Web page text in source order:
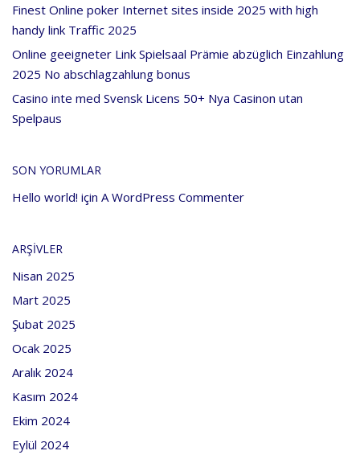
Finest Online poker Internet sites inside 2025 with high
handy link Traffic 2025
Online geeigneter Link Spielsaal Prämie abzüglich Einzahlung
2025 No abschlagzahlung bonus
Casino inte med Svensk Licens 50+ Nya Casinon utan
Spelpaus
SON YORUMLAR
Hello world! için A WordPress Commenter
ARŞIVLER
Nisan 2025
Mart 2025
Şubat 2025
Ocak 2025
Aralık 2024
Kasım 2024
Ekim 2024
Eylül 2024